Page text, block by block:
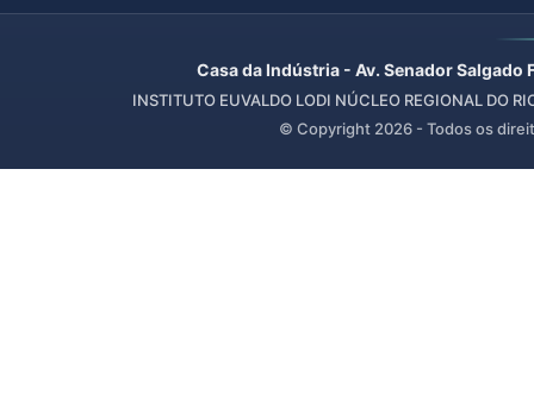
Casa da Indústria - Av. Senador
INSTITUTO EUVALDO LODI NÚCLEO REGIONAL DO
© Copyright 2026 - Todos os